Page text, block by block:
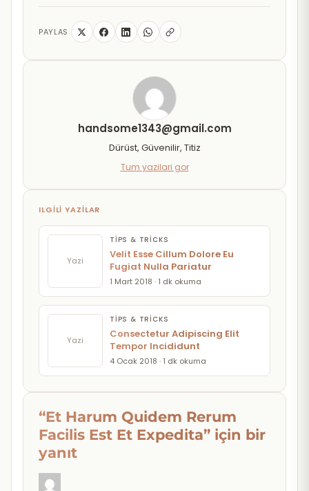
PAYLAS
handsome1343@gmail.com
Dürüst, Güvenilir, Titiz
Tum yazilari gor
ILGILI YAZILAR
Yazi
TIPS & TRICKS
Velit Esse Cillum Dolore Eu
Fugiat Nulla Pariatur
1 Mart 2018 · 1 dk okuma
Yazi
TIPS & TRICKS
Consectetur Adipiscing Elit
Tempor Incididunt
4 Ocak 2018 · 1 dk okuma
“Et Harum Quidem Rerum
Facilis Est Et Expedita” için bir
yanıt